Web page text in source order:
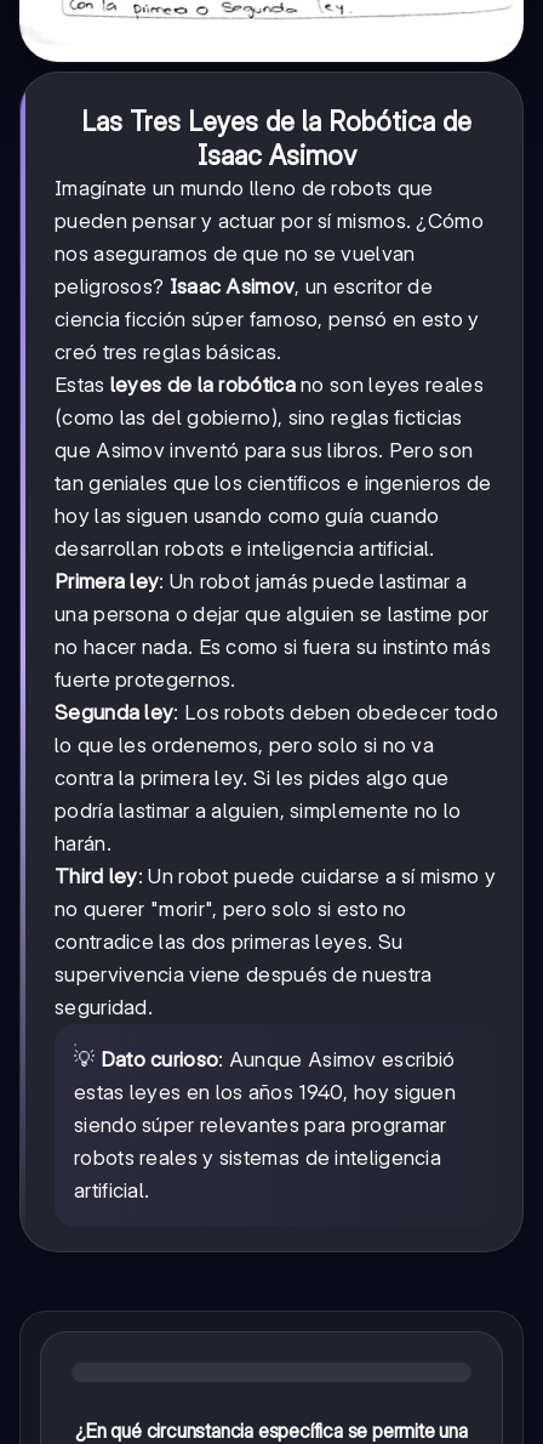
Las Tres Leyes de la Robótica de
Isaac Asimov
Imagínate un mundo lleno de robots que
pueden pensar y actuar por sí mismos. ¿Cómo
nos aseguramos de que no se vuelvan
peligrosos? Isaac Asimov, un escritor de
ciencia ficción súper famoso, pensó en esto y
creó tres reglas básicas.
Estas leyes de la robóticano son leyes reales
(como las del gobierno), sino reglas ficticias
que Asimov inventó para sus libros. Pero son
tan geniales que los científicos e ingenieros de
hoy las siguen usando como guía cuando
desarrollan robots e inteligencia artificial.
Primera ley: Un robot jamás puede lastimar a
una persona o dejar que alguien se lastime por
no hacer nada. Es como si fuera su instinto más
fuerte protegernos.
Segunda ley: Los robots deben obedecer todo
lo que les ordenemos, pero solo si no va
contra la primera ley. Si les pides algo que
podría lastimar a alguien, simplemente no lo
harán.
Third ley: Un robot puede cuidarse a sí mismo y
no querer "morir", pero solo si esto no
contradice las dos primeras leyes. Su
supervivencia viene después de nuestra
seguridad.
💡 Dato curioso: Aunque Asimov escribió
estas leyes en los años 1940, hoy siguen
siendo súper relevantes para programar
robots reales y sistemas de inteligencia
artificial.
¿En qué circunstancia específica se permite una